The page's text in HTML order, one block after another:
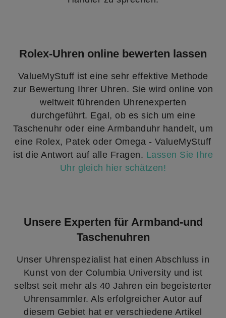
Rolex-Uhren online bewerten lassen
ValueMyStuff ist eine sehr effektive Methode
zur Bewertung Ihrer Uhren. Sie wird online von
weltweit führenden Uhrenexperten
durchgeführt. Egal, ob es sich um eine
Taschenuhr oder eine Armbanduhr handelt, um
eine Rolex, Patek oder Omega - ValueMyStuff
ist die Antwort auf alle Fragen. Lassen Sie Ihre
Uhr gleich hier schätzen!
Unsere Experten für Armband-und
Taschenuhren
Unser Uhrenspezialist hat einen Abschluss in
Kunst von der Columbia University und ist
selbst seit mehr als 40 Jahren ein begeisterter
Uhrensammler. Als erfolgreicher Autor auf
diesem Gebiet hat er verschiedene Artikel